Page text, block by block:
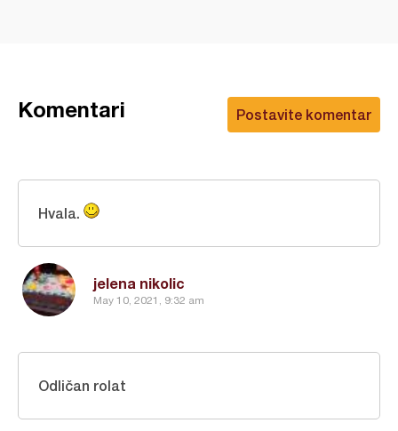
Postavite komentar
Komentari
jelena nikolic
May 10, 2021, 9:32 am
Hvala.
Odličan rolat